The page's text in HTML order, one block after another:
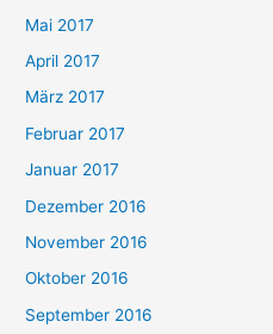
Mai 2017
April 2017
März 2017
Februar 2017
Januar 2017
Dezember 2016
November 2016
Oktober 2016
September 2016